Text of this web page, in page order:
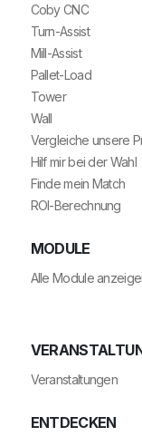
Coby CNC
Turn-Assist
Mill-Assist
Pallet-Load
Tower
Wall
Vergleiche unsere
Hilf mir bei der Wahl
Finde mein Match
ROI-Berechnung
MODULE
Alle Module
Veranstaltungen
ENTDECKEN